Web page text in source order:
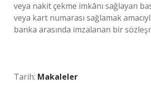
veya nakit çekme imkânı sağlayan
veya kart numarası sağlamak
banka arasında imzalanan bir
Tarih: Makaleler